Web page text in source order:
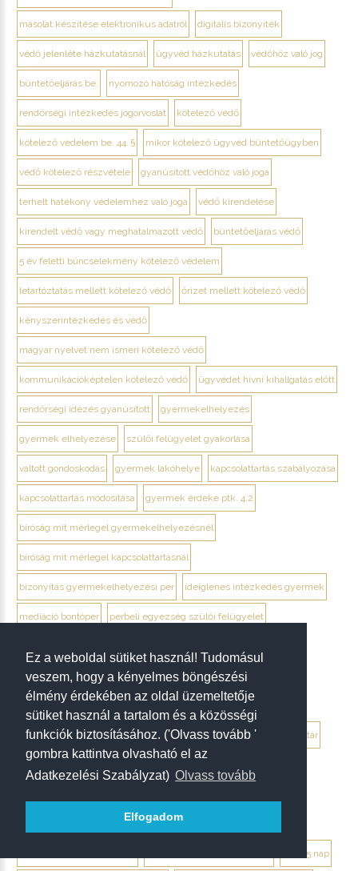
Ez a weboldal sütiket használ! Tudomásul
veszem, hogy a kényelmes böngészési
élmény érdekében az oldal üzemeltetője
sütiket használ a tartalom és a közösségi
funkciók biztosításához. ('Olvass tovább '
gombra kattintva olvasható el az
Adatkezelési Szabályzat) Olvass tovább
Elfogadom
másolat készítése elektronikus adatról digitális bizonyíték
védő jelenléte házkutatásnál ügyvéd házkutatás védőhöz való jog
büntetőeljárás be. nyomozó hatóság intézkedés
rendőrségi intézkedés jogorvoslat kötelező védő
kötelező védelem be. 44. § mikor kötelező ügyvéd büntetőügyben
védő kötelező részvétele gyanúsított védőhöz való joga
terhelt hatékony védelemhez való joga védő kirendelése
kirendelt védő vagy meghatalmazott védő büntetőeljárás védő
5 év feletti bűncselekmény kötelező védelem
letartóztatás mellett kötelező védő őrizet mellett kötelező védő
kényszerintézkedés és védő
magyar nyelvet nem ismeri kötelező védő
kommunikációképtelen kötelező védő ügyvédet hívni kihallgatás előtt
rendőrségi idézés gyanúsított gyermekelhelyezés
gyermek elhelyezése szülői felügyelet gyakorlása
váltott gondoskodás gyermek lakóhelye kapcsolattartás szabályozása
kapcsolattartás módosítása gyermek érdeke ptk. 4:2
bíróság mit mérlegel gyermekelhelyezésnél
bíróság mit mérlegel kapcsolattartásnál
bizonyítás gyermekelhelyezési per ideiglenes intézkedés gyermek
mediáció bontóper perbeli egyezség szülői felügyelet
szülői együttműködés debrecen családjogi ügyvéd
hagyatéki eljárás lépései mikor kell ügyvéd hagyatéki ügyben
örökösök egyezsége végrendelet vitatása jegyző hagyatéki leltár
hagyatéki adósságok
mokk hagyatéki eljárás
fmh 15 nap